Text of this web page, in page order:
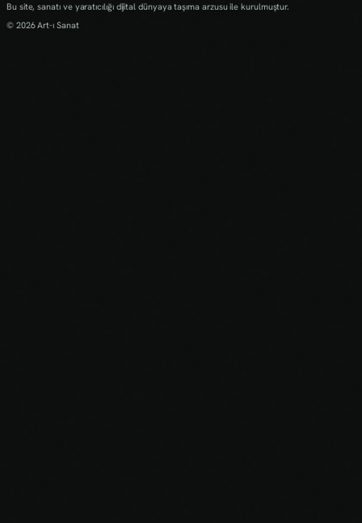
Bu site, sanatı ve yaratıcılığı dijital dünyaya taşıma arzusu ile kurulmuştur.
© 2026 Art-ı Sanat